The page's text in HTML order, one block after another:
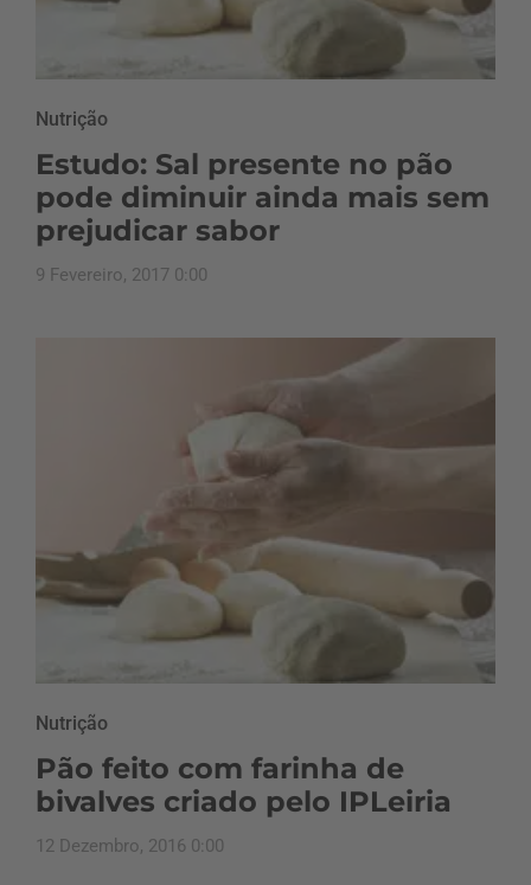
Nutrição
Estudo: Sal presente no pão
pode diminuir ainda mais sem
prejudicar sabor
9 Fevereiro, 2017 0:00
Nutrição
Pão feito com farinha de
bivalves criado pelo IPLeiria
12 Dezembro, 2016 0:00